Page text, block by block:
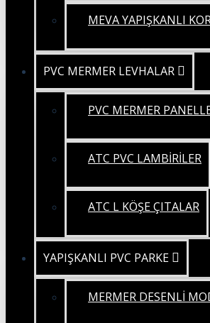
MEVA YAPIŞKANLI
PVC MERMER LEVHALAR
PVC MERMER
ATC PVC LAMBİRİLER
ATC L KÖŞE ÇITALAR
YAPIŞKANLI PVC PARKE
MERMER DESENLİ